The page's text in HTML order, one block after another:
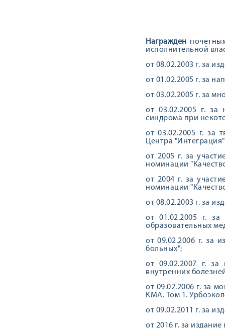
Награжден
исполнительной
от 08.02.2003 г. за
от 01.02.2005 г. за
от 03.02.2005 г. за
от 03.02.2005 г. за
синдрома при
от 03.02.2005 г. за
Центра
от 2005 г. за
номинации
от 2004 г. за
номинации
от 08.02.2003 г. за
от 01.02.2005 г. за
образовательных
от 09.02.2006 г. за
больных";
от 09.02.2007 г.
внутренних
от 09.02.2006 г. за
КМА. Том 1.
от 09.02.2011 г. за
от 2016 г. за